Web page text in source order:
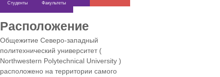
Студенты
Факультеты
Расположение
Общежитие Северо-западный
политехнический университет (
Northwestern Polytechnical University )
расположено на территории самого